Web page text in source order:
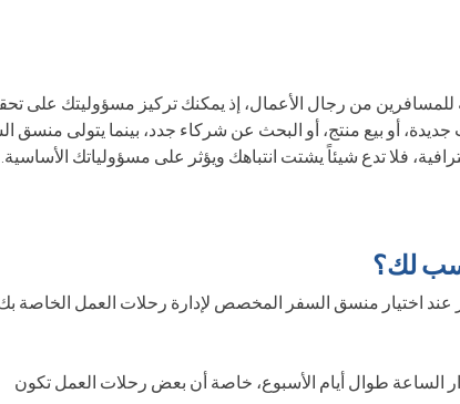
للمسافرين من رجال الأعمال، إذ يمكنك تركيز مسؤوليتك على
أو بيع منتج، أو البحث عن شركاء جدد، بينما يتولى منسق
فلا تدع شيئاً يشتت انتباهك ويؤثر على مسؤولياتك الأساسية.
لك؟
عند اختيار منسق السفر المخصص لإدارة رحلات العمل الخاصة
الساعة طوال أيام الأسبوع، خاصة أن بعض رحلات العمل تكون